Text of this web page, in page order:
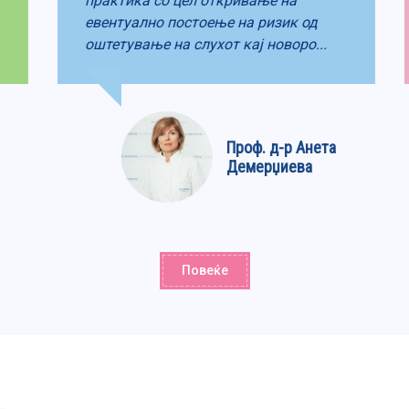
евентуално постоење на ризик од
оштетување на слухот кај новоро...
Проф. д-р Анета
Демерџиева
Повеќе